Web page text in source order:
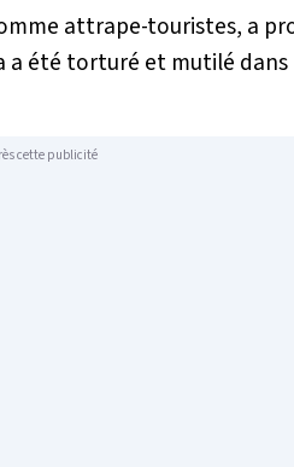
attrape-touristes, a
a été torturé et mutilé
cette publicité